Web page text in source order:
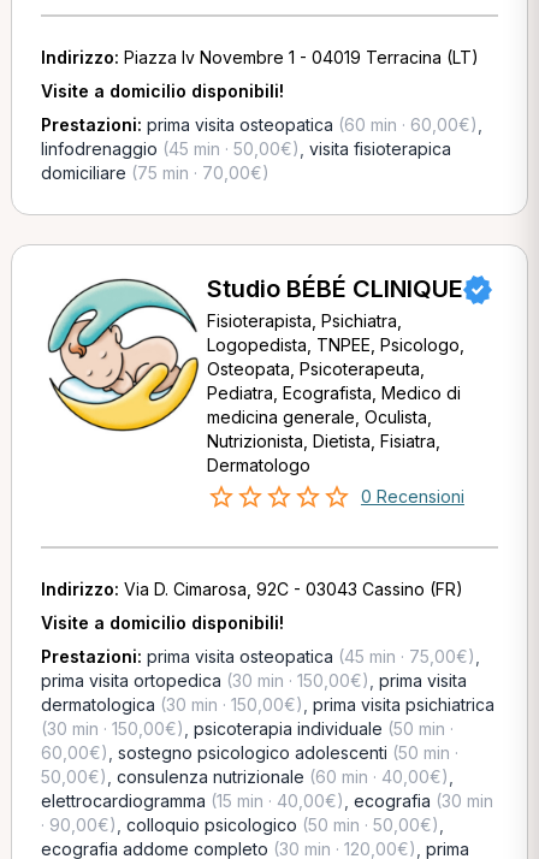
Indirizzo: Piazza Iv Novembre 1 - 04019 Terracina (LT)
Visite a domicilio disponibili!
Prestazioni: prima visita osteopatica (60 min · 60,00€)
linfodrenaggio (45 min · 50,00€) visita fisioterapica
domiciliare (75 min · 70,00€)
Studio BÉBÉ CLINIQUE
Fisioterapista, Psichiatra,
Logopedista, TNPEE, Psicologo,
Osteopata, Psicoterapeuta,
Pediatra, Ecografista, Medico di
medicina generale, Oculista,
Nutrizionista, Dietista, Fisiatra,
Dermatologo
0 Recensioni
Indirizzo: Via D. Cimarosa, 92C - 03043 Cassino (FR)
Visite a domicilio disponibili!
Prestazioni: prima visita osteopatica (45 min · 75,00€)
prima visita ortopedica (30 min · 150,00€) prima visita
dermatologica (30 min · 150,00€) prima visita psichiatrica
(30 min · 150,00€) psicoterapia individuale (50 min ·
60,00€) sostegno psicologico adolescenti (50 min ·
50,00€) consulenza nutrizionale (60 min · 40,00€)
elettrocardiogramma (15 min · 40,00€) ecografia (30 min
· 90,00€) colloquio psicologico (50 min · 50,00€)
ecografia addome completo (30 min · 120,00€) prima